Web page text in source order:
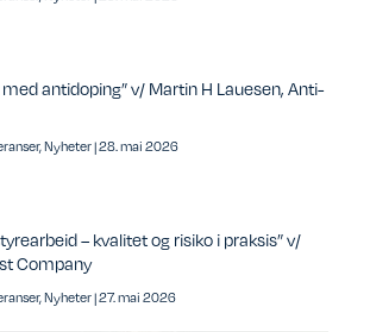
antidoping” v/ Martin H Lauesen, Anti-
,Nyheter|28. mai 2026
– kvalitet og risiko i praksis” v/
Company
,Nyheter|27. mai 2026